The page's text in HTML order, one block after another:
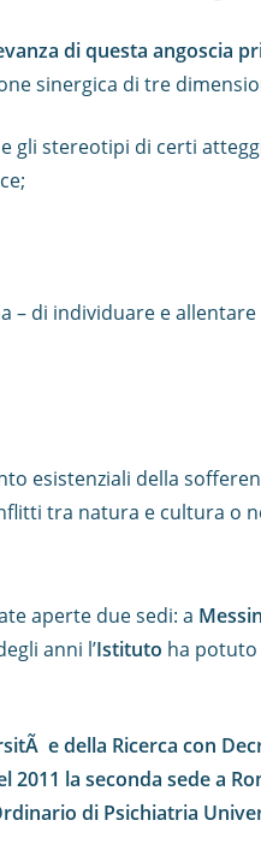
di questa angoscia
sinergica di tre
gli stereotipi di certi
di individuare e
esistenziali della
tra natura e cultura o
aperte due sedi: a
anni l’Istituto ha
e della Ricerca con
la seconda sede a
di Psichiatria